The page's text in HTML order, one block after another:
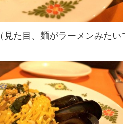
（見た目、麺がラーメンみた